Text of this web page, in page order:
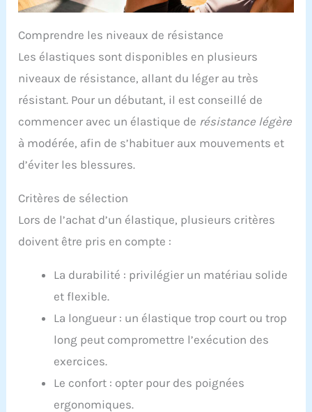
Comprendre les niveaux de résistance
Les élastiques sont disponibles en plusieurs
niveaux de résistance, allant du léger au très
résistant. Pour un débutant, il est conseillé de
commencer avec un élastique de résistance légère
à modérée, afin de s’habituer aux mouvements et
d’éviter les blessures.
Critères de sélection
Lors de l’achat d’un élastique, plusieurs critères
doivent être pris en compte :
La durabilité : privilégier un matériau solide
et flexible.
La longueur : un élastique trop court ou trop
long peut compromettre l’exécution des
exercices.
Le confort : opter pour des poignées
ergonomiques.